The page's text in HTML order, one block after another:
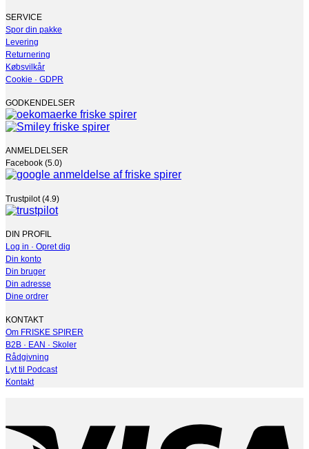
vælges
på
varesiden
SERVICE
Spor din pakke
Levering
Returnering
Købsvilkår
Cookie · GDPR
GODKENDELSER
ANMELDELSER
Facebook (5.0)
Trustpilot (4.9)
DIN PROFIL
Log in · Opret dig
Din konto
Din bruger
Din adresse
Dine ordrer
KONTAKT
Om FRISKE SPIRER
B2B · EAN · Skoler
Rådgivning
Lyt til Podcast
Kontakt